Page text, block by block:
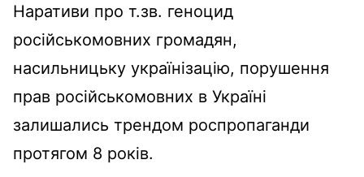
Наративи про т.зв. геноцид
російськомовних громадян,
насильницьку українізацію, порушення
прав російськомовних в Україні
залишались трендом роспропаганди
протягом 8 років.